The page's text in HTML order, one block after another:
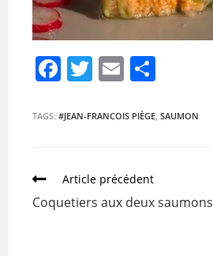
F
c
b
o
T
itt
E
ai ta
TAGS:#JEAN-FRANCOIS PIÈGE, SAUMON
Article précédent
Coquetiers aux deux saumons